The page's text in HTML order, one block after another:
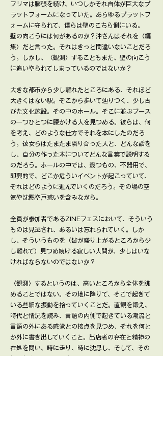
フリマは膨張を続け、いつしかそれ自体が巨大なプ
ラットフォームになっていた。あらゆるプラットフ
ォームに守られて、僕らは壁のこちら側にいる。
壁の向こうには何があるのか？沖さんはそれを〈編
集〉だと言った。それはきっと間違いないことだろ
う。しかし、〈観測〉することもまた、壁の向こう
に追いやられてしまっているのではないか？
大きな都市から少し離れたところにある、それほど
大きくはない駅。そこから歩いて辿りつく、少し古
びた文化施設。その中のホール。そこに並ぶブース
の一つひとつに腰かける人を見つめる。彼らは、何
を考え、どのような仕方でそれを本にしたのだろ
う。彼女らはたまたま隣り合った人と、どんな話を
し、自分の作った本についてどんな言葉で説明する
のだろう。ホールの中では、幾つもの、不器用で、
即興的で、どこか危ういイベントが起こっていて、
それはどのように進んでいくのだろう。その場の空
気や沈黙や戸惑いを含みながら。
全員が参加者であるZINEフェスにおいて、そういう
ものは見逃され、あるいは忘れられていく。しか
し、そういうものを（皆が盛り上がるところから少
し離れて）見つめ続ける寂しい人間が、少しはいな
ければならないのではないか？
〈観測〉するというのは、高いところから全体を眺
めることではない。その地に降りて、そこで起きて
いる些細な振動を拾っていくことだ。直観を鍛え、
時代と情況を読み、言語の内側で起きている潮流と
言語の外にある感覚との接点を見つめ、それを何と
か外に書き出していくこと。出店者の存在と精神の
在処を問い、時に走り、時に沈思し、そして、その